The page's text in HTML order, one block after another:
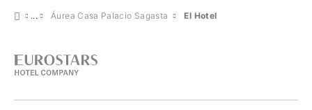
Áurea Casa Palacio Sagasta El Hotel